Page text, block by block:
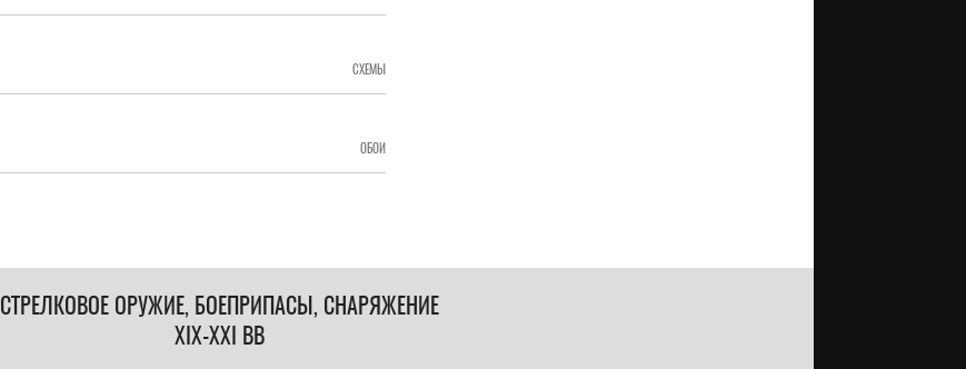
СХЕМЫ
ОБОИ
СТРЕЛКОВОЕ ОРУЖИЕ, БОЕПРИПАСЫ, СНАРЯЖЕНИЕ
XIX-XXI ВВ